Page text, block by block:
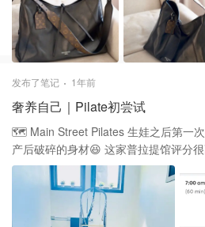
是款容易让整个素色的穿搭变得更明媚的包包 🌊 小羊皮的
最后留下的 这个小羊皮的质感真心是
那种软糯 所以包型更软更贴身一些 特
棕色的宽肩带 内胆也是深色的，搭配
包｜LV内胆包的多种改造 最后留下小羊皮的几个原因： 1️⃣ 显
壮一些。 2️⃣ 低调！！全黑的配色没有
色袋子和银色的配饰，有种暗自奢华
高调。 3️⃣ 独特！！小羊皮相对撞包率
几款别的款式了，最后就留了这个 但是它贵是真贵，而且远没有老
花抗造耐磨 不过买就买个喜欢的吧🥰
发布了笔记 1年前
奢养自己｜Pilate初尝试
🗺️ Main Street Pilates 生娃之后第一次尝试了普拉提 想着修复一下
产后破碎的身材😆 这家普拉提馆评分
五次课逐渐入坑中 这家馆有私教课和团课 团课也是小班授课 去了几
次每节课最多六个人 老师可以顾得过
2️⃣ 有初级，中级和不同种类的课程可以选 我觉得Pilate最让
的就是可以练到很多小肌肉 这些真的